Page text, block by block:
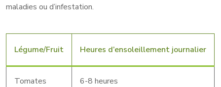
maladies ou d’infestation.
Légume/Fruit Heures d’ensoleillement journalier
Tomates 6-8 heures